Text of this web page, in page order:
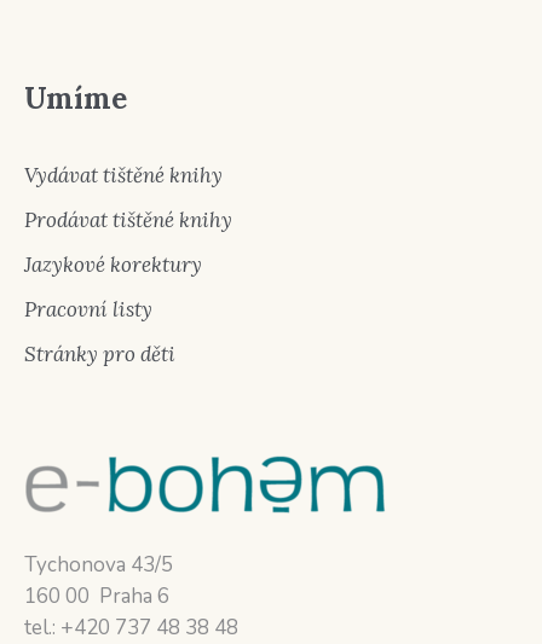
Umíme
Vydávat tištěné knihy
Prodávat tištěné knihy
Jazykové korektury
Pracovní listy
Stránky pro děti
Tychonova 43/5
160 00 Praha 6
tel.: +420 737 48 38 48